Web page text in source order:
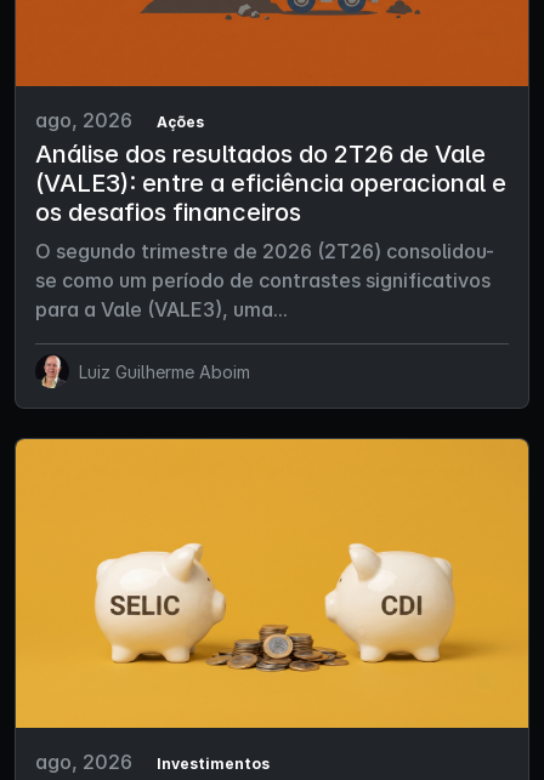
ago, 2026 Ações
Análise dos resultados do 2T26 de Vale
(VALE3): entre a eficiência operacional e
os desafios financeiros
O segundo trimestre de 2026 (2T26) consolidou-
se como um período de contrastes significativos
para a Vale (VALE3), uma...
Luiz Guilherme Aboim
ago, 2026 Investimentos